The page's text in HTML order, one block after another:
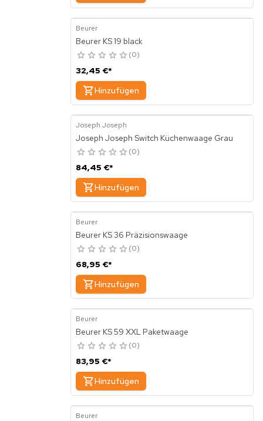
Beurer
Beurer KS 19 black
0
32,45 €*
Hinzufügen
Joseph Joseph
Joseph Joseph Switch Küchenwaage Grau
0
84,45 €*
Hinzufügen
Beurer
Beurer KS 36 Präzisionswaage
0
68,95 €*
Hinzufügen
Beurer
Beurer KS 59 XXL Paketwaage
0
83,95 €*
Hinzufügen
Beurer